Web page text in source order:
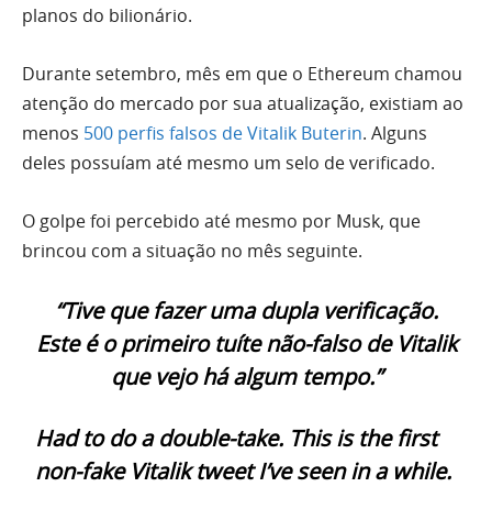
planos do bilionário.
Durante setembro, mês em que o Ethereum chamou
atenção do mercado por sua atualização, existiam ao
menos 500 perfis falsos de Vitalik Buterin. Alguns
deles possuíam até mesmo um selo de verificado.
O golpe foi percebido até mesmo por Musk, que
brincou com a situação no mês seguinte.
“Tive que fazer uma dupla verificação.
Este é o primeiro tuíte não-falso de Vitalik
que vejo há algum tempo.”
Had to do a double-take. This is the first
non-fake Vitalik tweet I’ve seen in a while.